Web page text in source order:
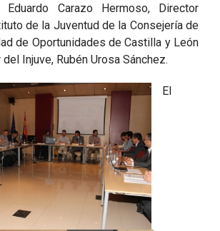
Eduardo Carazo Hermoso, Director
de la Juventud de la Consejería de
de Oportunidades de Castilla y León
Injuve, Rubén Urosa Sánchez.
El